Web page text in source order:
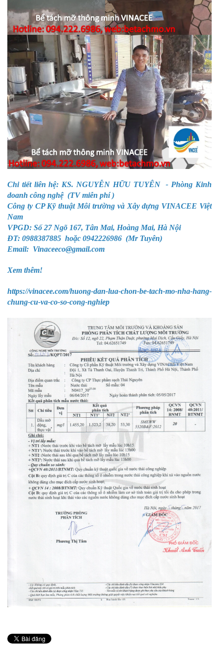
Chi tiết liên hệ: KS. NGUYỄN HỮU TUYÊN - Phòng Kinh
doanh công nghệ (TV miễn phí )
Công ty CP Kỹ thuật Môi trường và Xây dựng VINACEE Việt
Nam
VPGD: Số 27 Ngõ 167, Tân Mai, Hoàng Mai, Hà Nội
ĐT: 0988387885 hoặc 0942226986 (Mr Tuyên)
Email: Vinaceeco@gmail.com
Xem thêm!
https://vinacee.com/huong-dan-lua-chon-be-tach-mo-nha-hang-
chung-cu-va-co-so-cong-nghiep